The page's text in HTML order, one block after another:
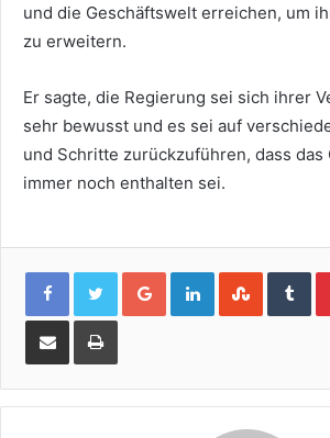
und die Geschäftswelt erreichen, um
zu erweitern.
Er sagte, die Regierung sei sich ihrer
sehr bewusst und es sei auf
und Schritte zurückzuführen, dass das
immer noch enthalten sei.
Google+LinkedIn
Share
Email
Print